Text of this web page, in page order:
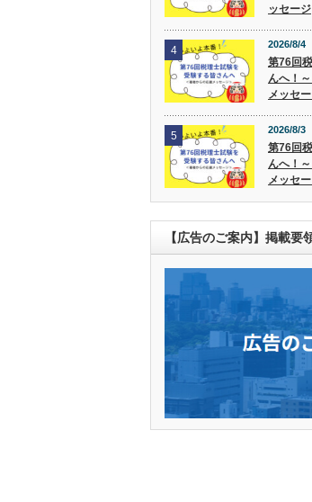
ッセージ
4 2026/8/4
第76回
んへ！
メッセ
5 2026/8/3
第76回
んへ！
メッセ
【広告のご案内】掲載要